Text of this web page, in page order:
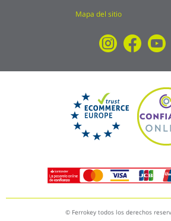
Mapa del sitio
© Ferrokey todos los derechos